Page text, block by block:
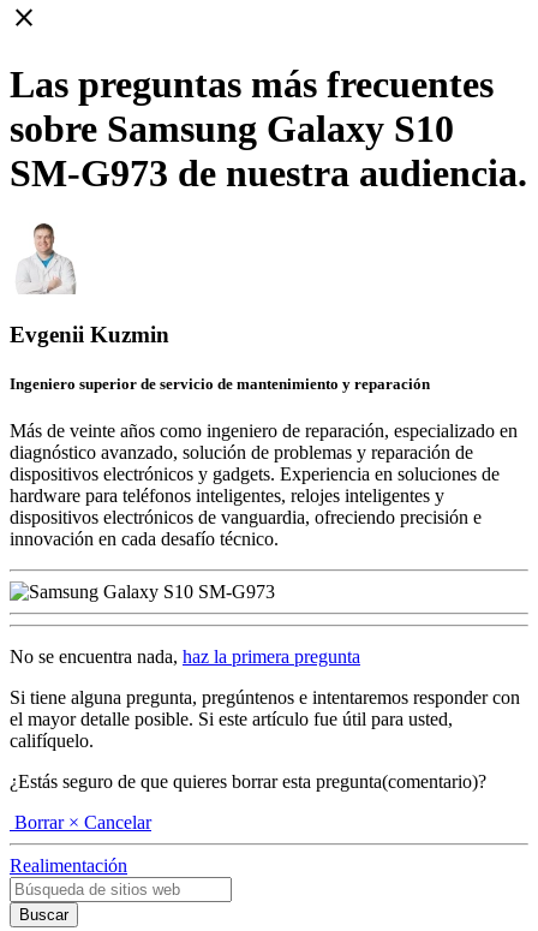
close
Las preguntas más frecuentes
sobre Samsung Galaxy S10
SM-G973 de nuestra audiencia.
Evgenii Kuzmin
Ingeniero superior de servicio de mantenimiento y reparación
Más de veinte años como ingeniero de reparación, especializado en
diagnóstico avanzado, solución de problemas y reparación de
dispositivos electrónicos y gadgets. Experiencia en soluciones de
hardware para teléfonos inteligentes, relojes inteligentes y
dispositivos electrónicos de vanguardia, ofreciendo precisión e
innovación en cada desafío técnico.
No se encuentra nada, haz la primera pregunta
Si tiene alguna pregunta, pregúntenos e intentaremos responder con
el mayor detalle posible. Si este artículo fue útil para usted,
califíquelo.
¿Estás seguro de que quieres borrar esta pregunta(comentario)?
Borrar × Cancelar
Realimentación